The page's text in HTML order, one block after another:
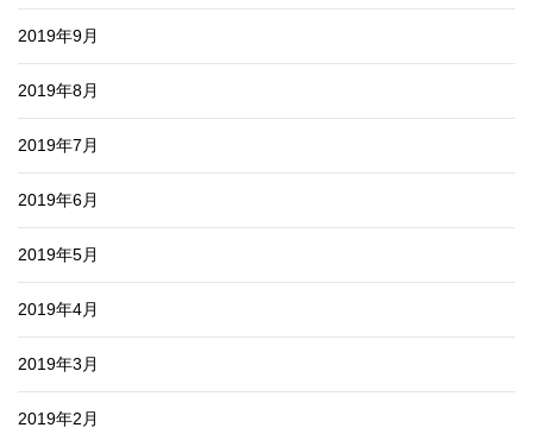
2019年9月
2019年8月
2019年7月
2019年6月
2019年5月
2019年4月
2019年3月
2019年2月